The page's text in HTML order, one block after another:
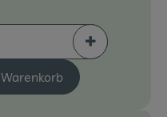
(aktuell 4 Portionen
Portionen